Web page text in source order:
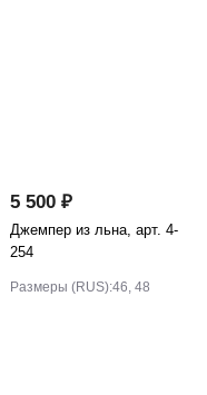
5 500 ₽
Джемпер из льна, арт. 4-
254
Размеры (RUS):46, 48